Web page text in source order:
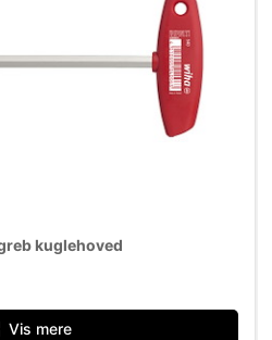
kuglehoved
Vis mere